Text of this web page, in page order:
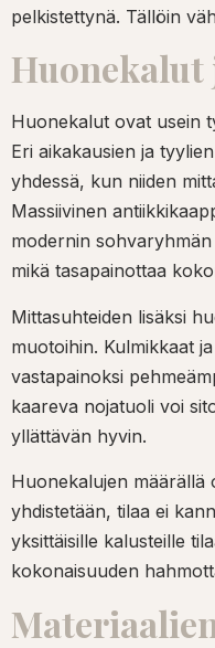
pelkistettynä. Tällöin
Huonekalut ovat usein
Eri aikakausien ja
yhdessä, kun niiden
Massiivinen
modernin
mikä tasapainottaa
Mittasuhteiden lisäksi
muotoihin. Kulmikkaat
vastapainoksi
kaareva nojatuoli voi
yllättävän hyvin.
Huonekalujen määrällä
yhdistetään, tilaa ei
yksittäisille kalusteille
kokonaisuuden